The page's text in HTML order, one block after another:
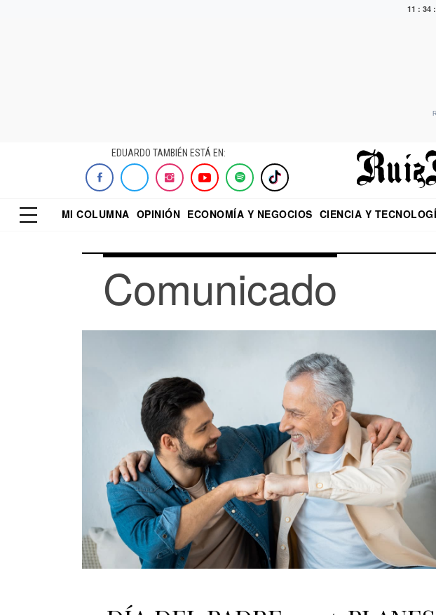
11 : 34
EDUARDO TAMBIÉN ESTÁ EN:
MI COLUMNA OPINIÓN ECONOMÍA Y NEGOCIOS CIENCIA Y
Comunicado